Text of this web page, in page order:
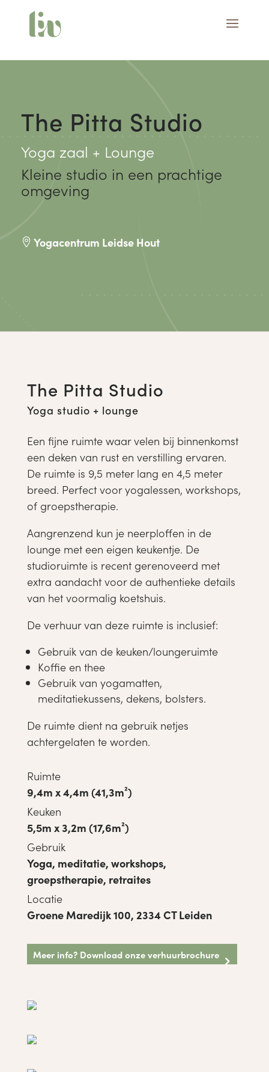
The Pitta Studio
Yoga zaal + Lounge
Kleine studio in een prachtige
omgeving
 Yogacentrum Leidse Hout
The Pitta Studio
Yoga studio + lounge
Een fijne ruimte waar velen bij binnenkomst
een deken van rust en verstilling ervaren.
De ruimte is 9,5 meter lang en 4,5 meter
breed. Perfect voor yogalessen, workshops,
of groepstherapie.
Aangrenzend kun je neerploffen in de
lounge met een eigen keukentje. De
studioruimte is recent gerenoveerd met
extra aandacht voor de authentieke details
van het voormalig koetshuis.
De verhuur van deze ruimte is inclusief:
Gebruik van de keuken/loungeruimte
Koffie en thee
Gebruik van yogamatten,
meditatiekussens, dekens, bolsters.
De ruimte dient na gebruik netjes
achtergelaten te worden.
Ruimte
9,4m x 4,4m (41,3m²)
Keuken
5,5m x 3,2m (17,6m²)
Gebruik
Yoga, meditatie, workshops,
groepstherapie, retraites
Locatie
Groene Maredijk 100, 2334 CT Leiden
Meer info? Download onze verhuurbrochure